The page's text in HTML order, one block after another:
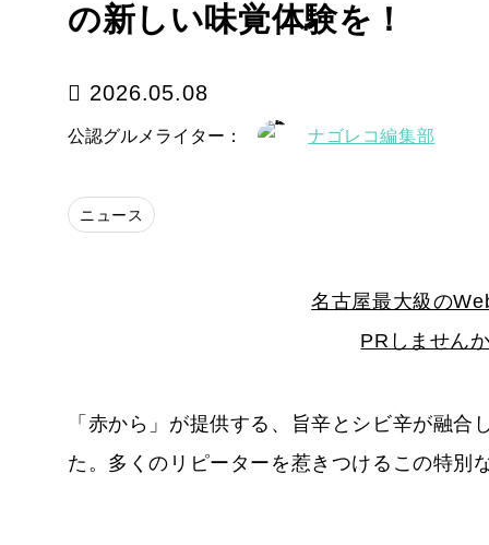
の新しい味覚体験を！
2026.05.08
公認グルメライター： ナゴレコ編集部
ニュース
名古屋最大級の
PRしません
「赤から」が提供する、旨辛とシビ辛が融
た。多くのリピーターを惹きつけるこの特別